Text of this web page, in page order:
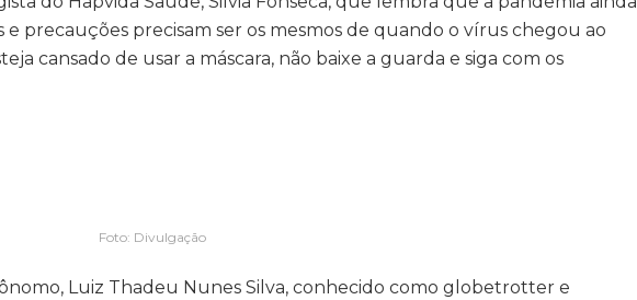
precauções precisam ser os mesmos de quando o vírus chegou ao
cansado de usar a máscara, não baixe a guarda e siga com os
Foto: Divulgação
Luiz Thadeu Nunes Silva, conhecido como globetrotter e